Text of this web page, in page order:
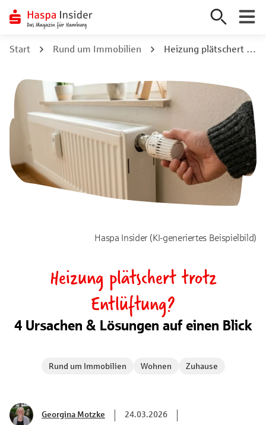
Inhalt
Start Rund um Immobilien Heizung plätschert trotz Entlüftung? 4 Ursachen & Lösungen auf einen Blick
Haspa Insider (KI-generiertes Beispielbild)
Heizung plätschert trotz
Entlüftung?
4 Ursachen & Lösungen auf einen Blick
Rund um Immobilien Wohnen Zuhause
Georgina Motzke
24.03.2026